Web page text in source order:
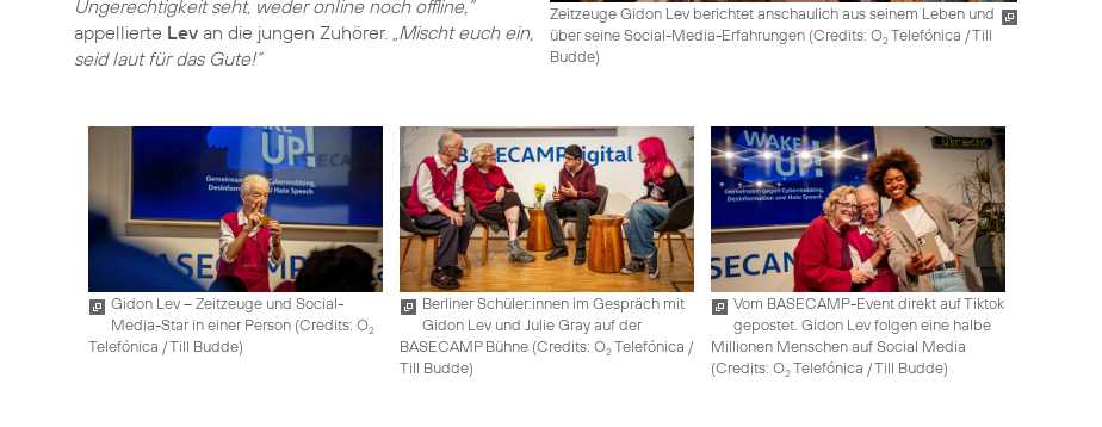
Zeitzeuge Gidon Lev berichtet anschaulich aus seinem Leben und
über seine Social-Media-Erfahrungen (Credits: O2Telefónica / Till
Budde)
Ungerechtigkeit seht, weder online noch offline,“
appellierte Lev an die jungen Zuhörer. „Mischt euch ein,
seid laut für das Gute!“
Gidon Lev – Zeitzeuge und Social-
Media-Star in einer Person (Credits: O2
Telefónica / Till Budde)
Berliner Schüler:innen im Gespräch mit
Gidon Lev und Julie Gray auf der
BASECAMP Bühne (Credits: O2Telefónica /
Till Budde)
Vom BASECAMP-Event direkt auf Tiktok
gepostet. Gidon Lev folgen eine halbe
Millionen Menschen auf Social Media
(Credits: O2Telefónica / Till Budde)